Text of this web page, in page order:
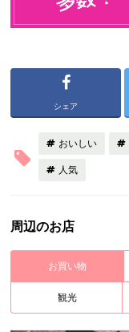
シェア
おいしい
人気
周辺のお店
お買い物
観光